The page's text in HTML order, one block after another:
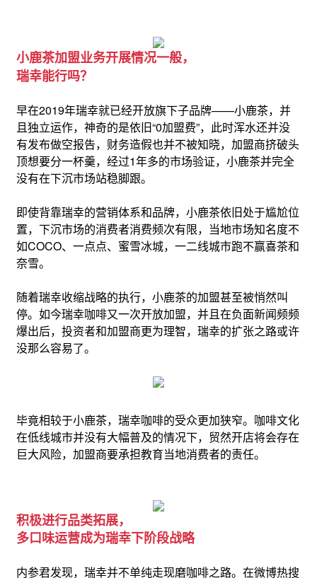
小鹿茶加盟业务开展情况一般，
瑞幸能行吗？
早在2019年瑞幸就已经开放旗下子品牌——小鹿茶，并
且独立运作，神奇的是依旧“0加盟费”，此时浑水还并没
有发布做空报告，财务造假也并不被知晓，加盟商挤破头
顶想要分一杯羹，经过1年多的市场验证，小鹿茶并完全
没有在下沉市场站稳脚跟。
即使背靠瑞幸的营销体系和品牌，小鹿茶依旧处于尴尬位
置，下沉市场的消费者消费频次有限，当地市场知名度不
如COCO、一点点、蜜雪冰城，一二线城市跑不赢喜茶和
奈雪。
随着瑞幸收缩战略的执行，小鹿茶的加盟甚至被悄然叫
停。 如今瑞幸咖啡又一次开放加盟，并且在负面新闻频频
爆出后，投资者和加盟商更为理智，瑞幸的扩张之路或许
没那么容易了。
毕竟相较于小鹿茶，瑞幸咖啡的受众更加狭窄。咖啡文化
在低线城市并没有大幅普及的情况下，贸然开店将会存在
巨大风险，加盟商要承担教育当地消费者的责任。
积极进行品类拓展，
多口味运营成为瑞幸下阶段战略
内参君发现，瑞幸并不单纯走现磨咖啡之路。 在微博热搜